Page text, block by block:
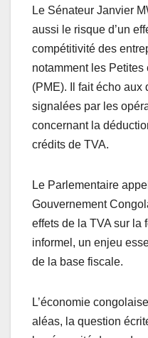
Le Sénateur Janvier
aussi le risque d’un
compétitivité des
notamment les
(PME). Il fait écho aux
signalées par les
concernant la
crédits de TVA.
Le Parlementaire
Gouvernement
effets de la TVA sur la
informel, un enjeu
de la base fiscale.
L’économie
aléas, la question